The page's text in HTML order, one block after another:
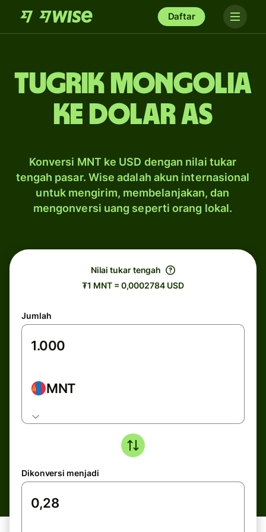
Daftar
tugrik Mongolia
ke dolar AS
Konversi MNT ke USD dengan nilai tukar
tengah pasar. Wise adalah akun internasional
untuk mengirim, membelanjakan, dan
mengonversi uang seperti orang lokal.
Nilai tukar tengah
₮1 MNT = 0,0002784 USD
Jumlah
MNT
Dikonversi menjadi